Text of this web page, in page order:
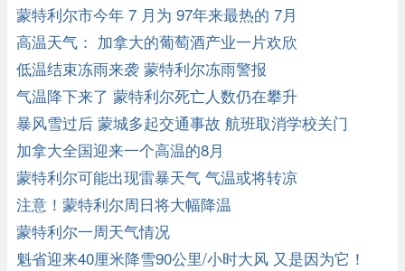
蒙特利尔市今年 7 月为 97年来最热的 7月
高温天气： 加拿大的葡萄酒产业一片欢欣
低温结束冻雨来袭 蒙特利尔冻雨警报
气温降下来了 蒙特利尔死亡人数仍在攀升
暴风雪过后 蒙城多起交通事故 航班取消学校关门
加拿大全国迎来一个高温的8月
蒙特利尔可能出现雷暴天气 气温或将转凉
注意！蒙特利尔周日将大幅降温
蒙特利尔一周天气情况
魁省迎来40厘米降雪90公里/小时大风 又是因为它！